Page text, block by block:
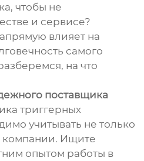
чтобы не
и сервисе?
влияет на
самого
на что
поставщика
триггерных
учитывать не только
компании. Ищите
опытом работы в